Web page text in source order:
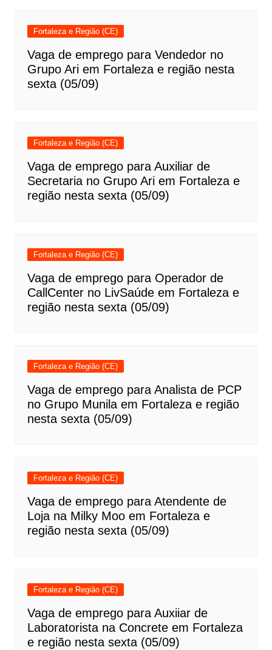
Fortaleza e Região (CE)
Vaga de emprego para Vendedor no
Grupo Ari em Fortaleza e região nesta
sexta (05/09)
Fortaleza e Região (CE)
Vaga de emprego para Auxiliar de
Secretaria no Grupo Ari em Fortaleza e
região nesta sexta (05/09)
Fortaleza e Região (CE)
Vaga de emprego para Operador de
CallCenter no LivSaúde em Fortaleza e
região nesta sexta (05/09)
Fortaleza e Região (CE)
Vaga de emprego para Analista de PCP
no Grupo Munila em Fortaleza e região
nesta sexta (05/09)
Fortaleza e Região (CE)
Vaga de emprego para Atendente de
Loja na Milky Moo em Fortaleza e
região nesta sexta (05/09)
Fortaleza e Região (CE)
Vaga de emprego para Auxiiar de
Laboratorista na Concrete em Fortaleza
e região nesta sexta (05/09)